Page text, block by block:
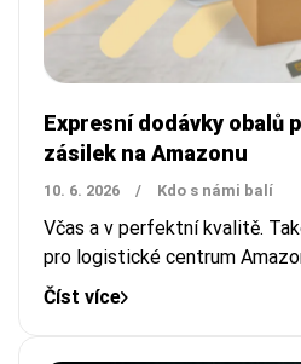
Expresní dodávky obalů
zásilek na Amazonu
10. 6. 2026 / Kdo s námi balí
Včas a v perfektní kvalitě.
pro logistické centrum
Číst více